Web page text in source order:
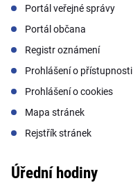
Portál veřejné správy
Portál občana
Registr oznámení
Prohlášení o přístupnosti
Prohlášení o cookies
Mapa stránek
Rejstřík stránek
Úřední hodiny